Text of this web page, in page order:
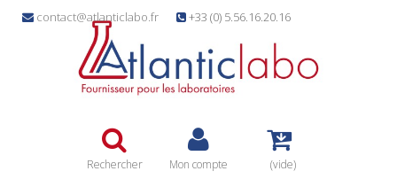
contact@atlanticlabo.fr +33 (0) 5.56.16.20.16
Rechercher Mon compte (vide)